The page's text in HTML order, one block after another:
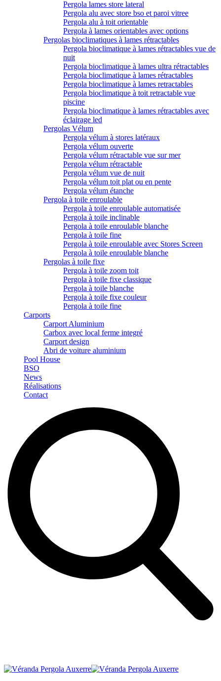
Pergola lames store lateral
Pergola alu avec store bso et paroi vitree
Pergola alu à toit orientable
Pergola à lames orientables avec options
Pergolas bioclimatiques à lames rétractables
Pergola bioclimatique à lames rétractables vue de
nuit
Pergola bioclimatique à lames ultra rétractables
Pergola bioclimatique à lames rétractables
Pergola bioclimatique à lames retractables
Pergola bioclimatique à toit retractable vue
piscine
Pergola bioclimatique à lames rétractables avec
éclairage led
Pergolas Vélum
Pergola vélum à stores latéraux
Pergola vélum ouverte
Pergola vélum rétractable vue sur mer
Pergola vélum rétractable
Pergola vélum vue de nuit
Pergola vélum toit plat ou en pente
Pergola vélum étanche
Pergola à toile enroulable
Pergola à toile enroulable automatisée
Pergola à toile inclinable
Pergola à toile enroulable blanche
Pergola à toile fine
Pergola à toile enroulable avec Stores Screen
Pergola à toile enroulable blanche
Pergolas à toile fixe
Pergola à toile zoom toit
Pergola à toile fixe classique
Pergola à toile blanche
Pergola à toile fixe couleur
Pergola à toile fine
Carports
Carport Aluminium
Carbox avec local ferme integré
Carport design
Abri de voiture aluminium
Pool House
BSO
News
Réalisations
Contact